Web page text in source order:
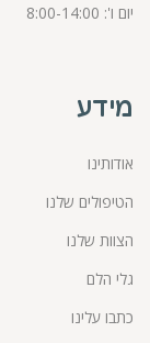
יום ו': 8:00-14:00
מידע
אודותינו
הטיפולים שלנו
הצוות שלנו
גלי הלם
כתבו עלינו